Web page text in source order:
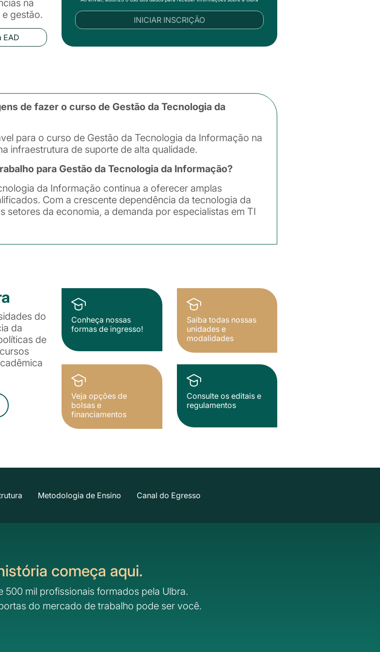
INICIAR INSCRIÇÃO
na
gestão.
EAD
de fazer o curso de Gestão da Tecnologia da
para o curso de Gestão da Tecnologia da Informação na
infraestrutura de suporte de alta qualidade.
para Gestão da Tecnologia da Informação?
da Informação continua a oferecer amplas
Com a crescente dependência da tecnologia da
setores da economia, a demanda por especialistas em TI
do
da
de
Conheça nossas
formas de ingresso!
Saiba todas nossas
unidades e
modalidades
Veja opções de
bolsas e
financiamentos
Consulte os editais e
regulamentos
Metodologia de Ensino Canal do Egresso
começa aqui.
500 mil profissionais formados pela Ulbra.
do mercado de trabalho pode ser você.